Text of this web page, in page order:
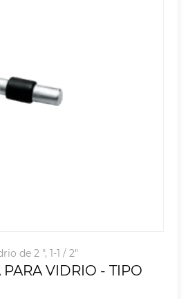
de 2 ", 1-1 / 2"
VIDRIO - TIPO